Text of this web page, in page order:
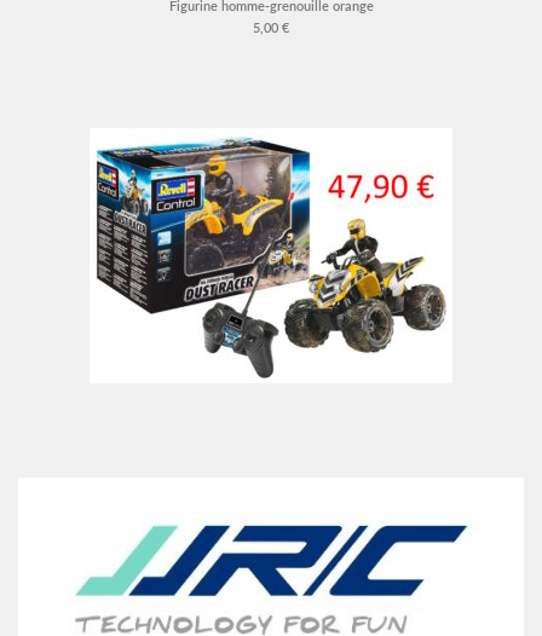
Figurine homme-grenouille orange
5,00 €